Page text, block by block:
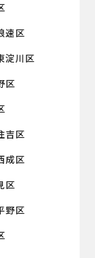
速区
淀川区
区
吉区
成区
区
野区